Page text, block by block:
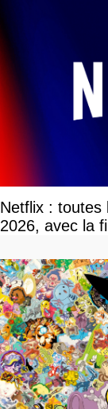
Netflix : toutes
2026, avec la